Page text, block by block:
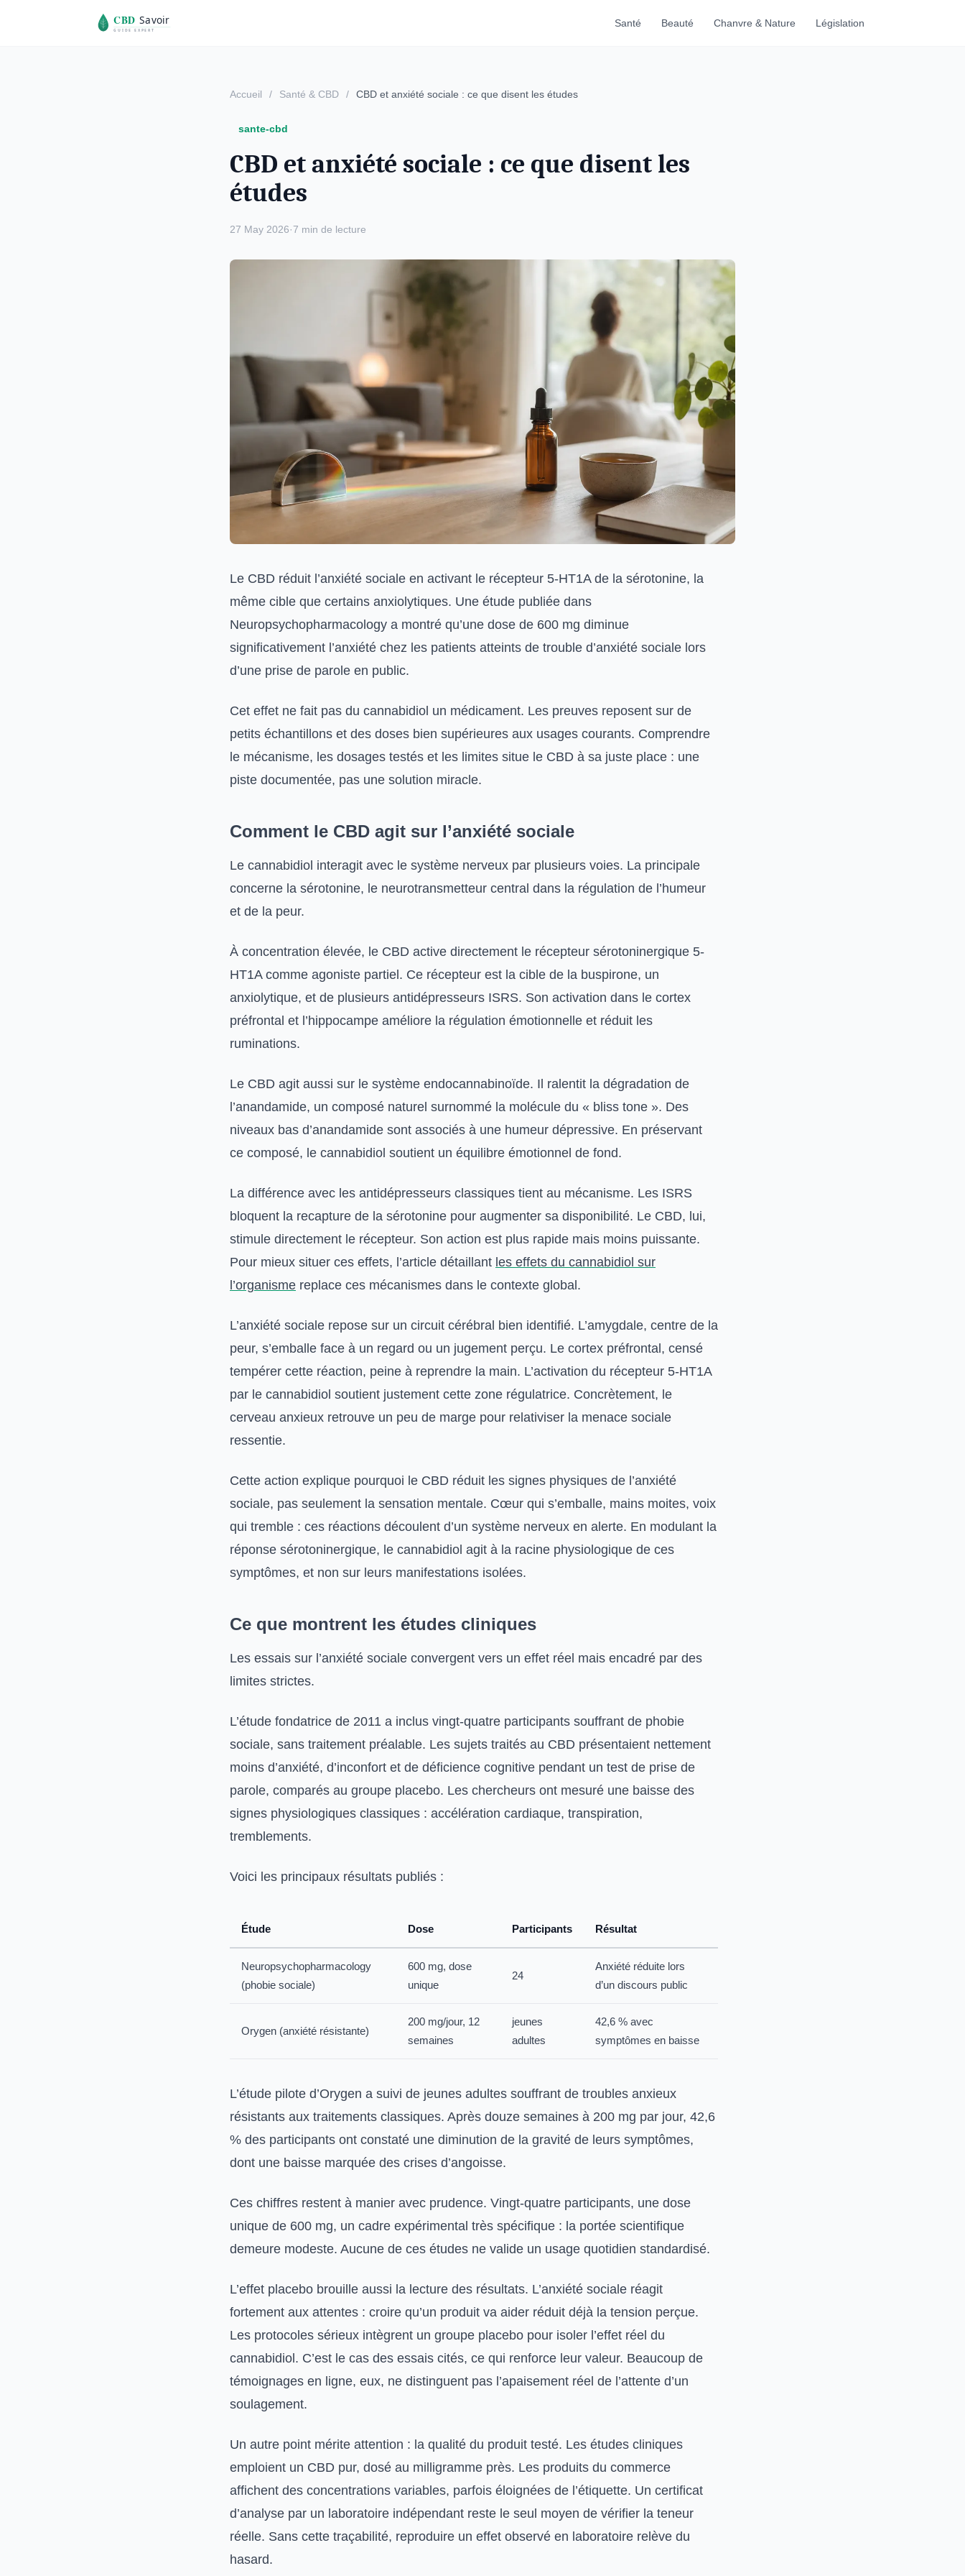
Santé Beauté Chanvre & Nature Législation
Accueil / Santé & CBD / CBD et anxiété sociale : ce que disent les études
sante-cbd
CBD et anxiété sociale : ce que disent les
études
27 May 2026·7 min de lecture
Le CBD réduit l’anxiété sociale en activant le récepteur 5-HT1A de la sérotonine, la
même cible que certains anxiolytiques. Une étude publiée dans
Neuropsychopharmacology a montré qu’une dose de 600 mg diminue
significativement l’anxiété chez les patients atteints de trouble d’anxiété sociale lors
d’une prise de parole en public.
Cet effet ne fait pas du cannabidiol un médicament. Les preuves reposent sur de
petits échantillons et des doses bien supérieures aux usages courants. Comprendre
le mécanisme, les dosages testés et les limites situe le CBD à sa juste place : une
piste documentée, pas une solution miracle.
Comment le CBD agit sur l’anxiété sociale
Le cannabidiol interagit avec le système nerveux par plusieurs voies. La principale
concerne la sérotonine, le neurotransmetteur central dans la régulation de l’humeur
et de la peur.
À concentration élevée, le CBD active directement le récepteur sérotoninergique 5-
HT1A comme agoniste partiel. Ce récepteur est la cible de la buspirone, un
anxiolytique, et de plusieurs antidépresseurs ISRS. Son activation dans le cortex
préfrontal et l’hippocampe améliore la régulation émotionnelle et réduit les
ruminations.
Le CBD agit aussi sur le système endocannabinoïde. Il ralentit la dégradation de
l’anandamide, un composé naturel surnommé la molécule du « bliss tone ». Des
niveaux bas d’anandamide sont associés à une humeur dépressive. En préservant
ce composé, le cannabidiol soutient un équilibre émotionnel de fond.
La différence avec les antidépresseurs classiques tient au mécanisme. Les ISRS
bloquent la recapture de la sérotonine pour augmenter sa disponibilité. Le CBD, lui,
stimule directement le récepteur. Son action est plus rapide mais moins puissante.
Pour mieux situer ces effets, l’article détaillant les effets du cannabidiol sur
l’organisme replace ces mécanismes dans le contexte global.
L’anxiété sociale repose sur un circuit cérébral bien identifié. L’amygdale, centre de la
peur, s’emballe face à un regard ou un jugement perçu. Le cortex préfrontal, censé
tempérer cette réaction, peine à reprendre la main. L’activation du récepteur 5-HT1A
par le cannabidiol soutient justement cette zone régulatrice. Concrètement, le
cerveau anxieux retrouve un peu de marge pour relativiser la menace sociale
ressentie.
Cette action explique pourquoi le CBD réduit les signes physiques de l’anxiété
sociale, pas seulement la sensation mentale. Cœur qui s’emballe, mains moites, voix
qui tremble : ces réactions découlent d’un système nerveux en alerte. En modulant la
réponse sérotoninergique, le cannabidiol agit à la racine physiologique de ces
symptômes, et non sur leurs manifestations isolées.
Ce que montrent les études cliniques
Les essais sur l’anxiété sociale convergent vers un effet réel mais encadré par des
limites strictes.
L’étude fondatrice de 2011 a inclus vingt-quatre participants souffrant de phobie
sociale, sans traitement préalable. Les sujets traités au CBD présentaient nettement
moins d’anxiété, d’inconfort et de déficience cognitive pendant un test de prise de
parole, comparés au groupe placebo. Les chercheurs ont mesuré une baisse des
signes physiologiques classiques : accélération cardiaque, transpiration,
tremblements.
Voici les principaux résultats publiés :
Étude Dose Participants Résultat
Neuropsychopharmacology
(phobie sociale)
600 mg, dose
unique
24
Anxiété réduite lors
d’un discours public
Orygen (anxiété résistante)
200 mg/jour, 12
semaines
jeunes
adultes
42,6 % avec
symptômes en baisse
L’étude pilote d’Orygen a suivi de jeunes adultes souffrant de troubles anxieux
résistants aux traitements classiques. Après douze semaines à 200 mg par jour, 42,6
% des participants ont constaté une diminution de la gravité de leurs symptômes,
dont une baisse marquée des crises d’angoisse.
Ces chiffres restent à manier avec prudence. Vingt-quatre participants, une dose
unique de 600 mg, un cadre expérimental très spécifique : la portée scientifique
demeure modeste. Aucune de ces études ne valide un usage quotidien standardisé.
L’effet placebo brouille aussi la lecture des résultats. L’anxiété sociale réagit
fortement aux attentes : croire qu’un produit va aider réduit déjà la tension perçue.
Les protocoles sérieux intègrent un groupe placebo pour isoler l’effet réel du
cannabidiol. C’est le cas des essais cités, ce qui renforce leur valeur. Beaucoup de
témoignages en ligne, eux, ne distinguent pas l’apaisement réel de l’attente d’un
soulagement.
Un autre point mérite attention : la qualité du produit testé. Les études cliniques
emploient un CBD pur, dosé au milligramme près. Les produits du commerce
affichent des concentrations variables, parfois éloignées de l’étiquette. Un certificat
d’analyse par un laboratoire indépendant reste le seul moyen de vérifier la teneur
réelle. Sans cette traçabilité, reproduire un effet observé en laboratoire relève du
hasard.